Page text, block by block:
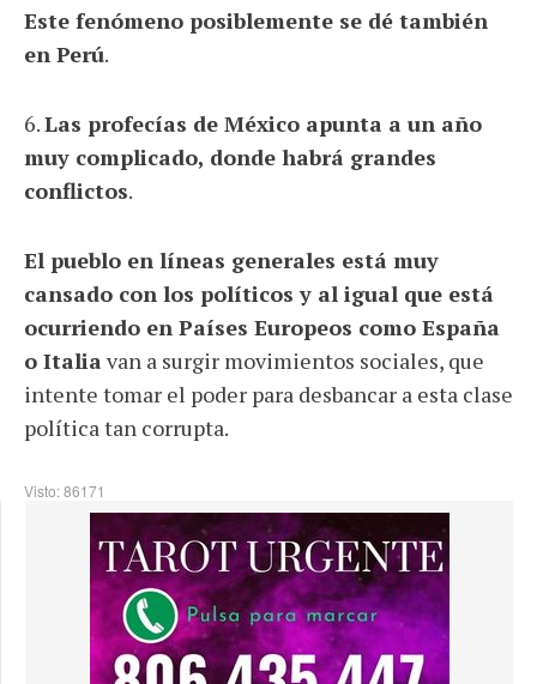
Este fenómeno posiblemente se dé también
en Perú.
6.Las profecías de México apunta a un año
muy complicado, donde habrá grandes
conflictos.
El pueblo en líneas generales está muy
cansado con los políticos y al igual que está
ocurriendo en Países Europeos como España
o Italia van a surgir movimientos sociales, que
intente tomar el poder para desbancar a esta clase
política tan corrupta.
Visto: 86171